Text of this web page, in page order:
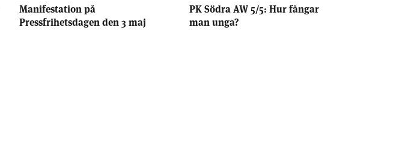
Manifestation på
Pressfrihetsdagen den 3 maj
PK Södra AW 5/5: Hur fångar
man unga?